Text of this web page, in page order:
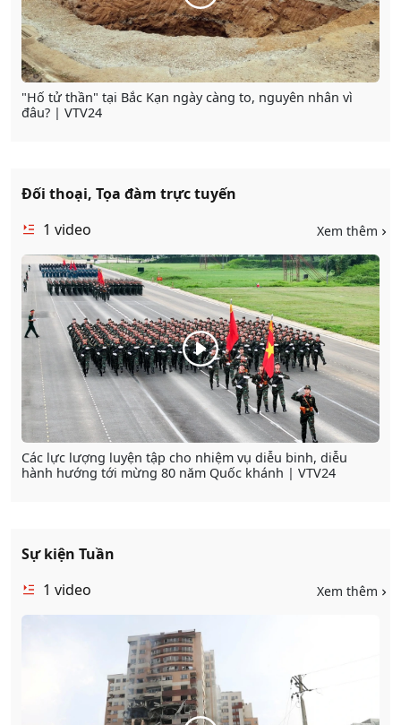
"Hố tử thần" tại Bắc Kạn ngày càng to, nguyên nhân vì
đâu? | VTV24
Đối thoại, Tọa đàm trực tuyến
1 video Xem thêm
Các lực lượng luyện tập cho nhiệm vụ diễu binh, diễu
hành hướng tới mừng 80 năm Quốc khánh | VTV24
Sự kiện Tuần
1 video Xem thêm